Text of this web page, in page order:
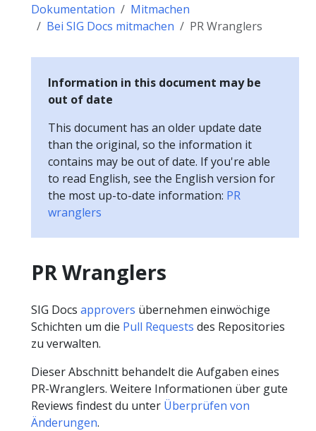
Dokumentation
Mitmachen
Bei SIG Docs mitmachen
PR Wranglers
Information in this document may be
out of date
This document has an older update date
than the original, so the information it
contains may be out of date. If you're able
to read English, see the English version for
the most up-to-date information: PR
wranglers
PR Wranglers
SIG Docs approvers übernehmen einwöchige
Schichten um die Pull Requests des Repositories
zu verwalten.
Dieser Abschnitt behandelt die Aufgaben eines
PR-Wranglers. Weitere Informationen über gute
Reviews findest du unter Überprüfen von
Änderungen.